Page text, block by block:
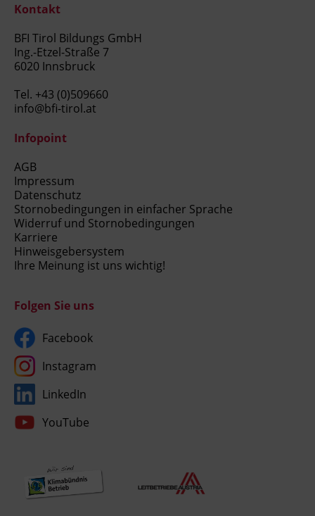
Kontakt
BFI Tirol Bildungs GmbH
Ing.-Etzel-Straße 7
6020 Innsbruck
Tel. +43 (0)509660
info@bfi-tirol.at
Infopoint
AGB
Impressum
Datenschutz
Stornobedingungen in einfacher Sprache
Widerruf und Stornobedingungen
Karriere
Hinweisgebersystem
Ihre Meinung ist uns wichtig!
Folgen Sie uns
Facebook
Instagram
LinkedIn
YouTube